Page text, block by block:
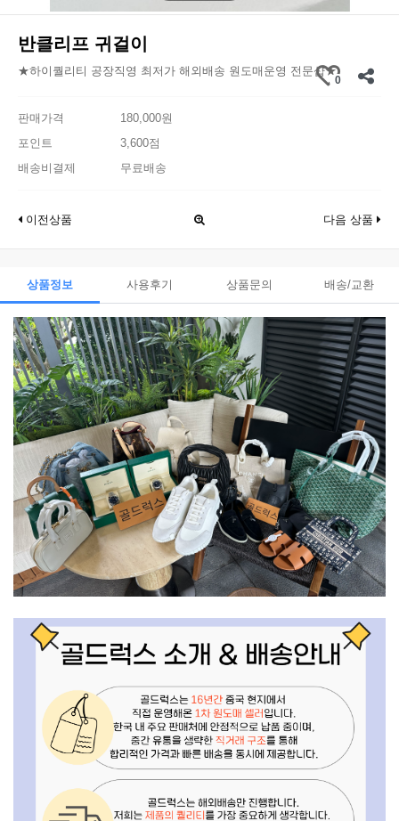
반클리프 귀걸이
★하이퀄리티 공장직영 최저가 해외배송 원도매운영 전문샵★
0
판매가격
180,000원
포인트
3,600점
배송비결제
무료배송
이전상품 다음 상품
상품정보 사용후기 상품문의 배송/교환